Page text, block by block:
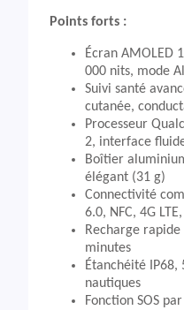
Points forts :
Écran AMOLED
000 nits, mode
Suivi santé
cutanée,
Processeur
2, interface
Boîtier
élégant (31 g)
Connectivité
6.0, NFC, 4G
Recharge rapide
minutes
Étanchéité IP68,
nautiques
Fonction SOS